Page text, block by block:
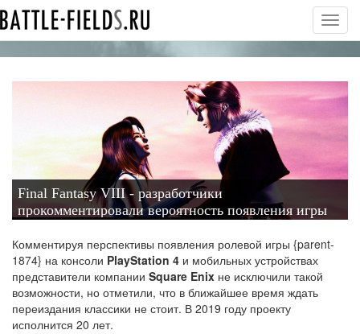
Final Fantasy VIII - разработчики
прокомментировали вероятность появления игры
Комментируя перспективы появления ролевой игры {parent-
1874} на консоли PlayStation 4 и мобильных устройствах
представители компании Square Enix не исключили такой
возможности, но отметили, что в ближайшее время ждать
переиздания классики не стоит. В 2019 году проекту
исполнится 20 лет.